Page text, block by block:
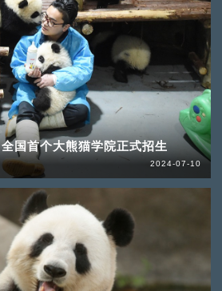
国首个大熊猫学院正式招生
2024-07-10